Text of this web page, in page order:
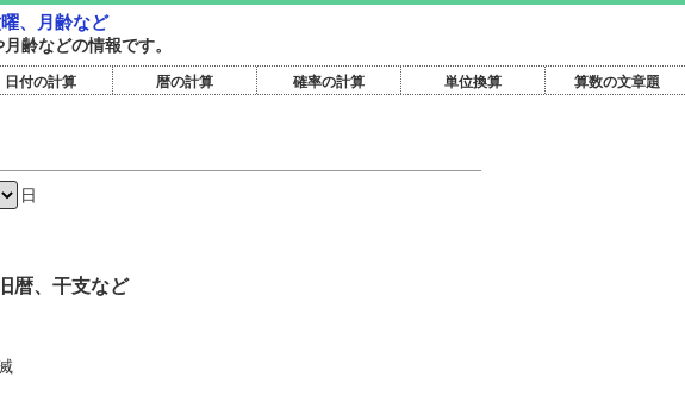
、月齢など
齢などの情報です。
日付の計算 暦の計算 確率の計算 単位換算 算数の文章題
日
暦、干支など